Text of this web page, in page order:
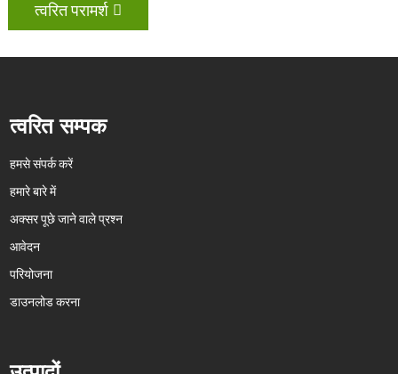
त्वरित परामर्श
त्वरित सम्पक
हमसे संपर्क करें
हमारे बारे में
अक्सर पूछे जाने वाले प्रश्न
आवेदन
परियोजना
डाउनलोड करना